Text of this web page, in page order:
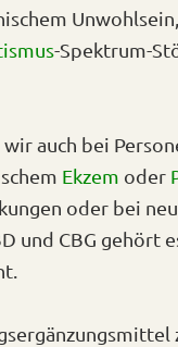
-Spektrum-
auch bei
Ekzem oder
oder bei
und CBG gehört